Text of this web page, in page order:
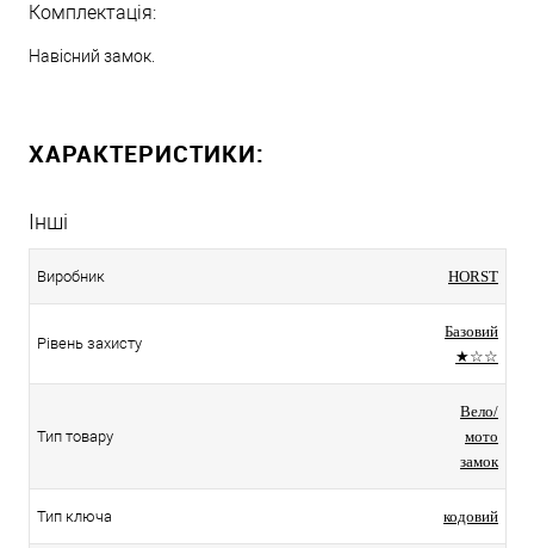
Комплектація:
Навісний замок.
ХАРАКТЕРИСТИКИ:
Інші
Виробник HORST
Рівень захисту
Базовий
★☆☆
Тип товару
Вело/
мото
замок
Тип ключа кодовий